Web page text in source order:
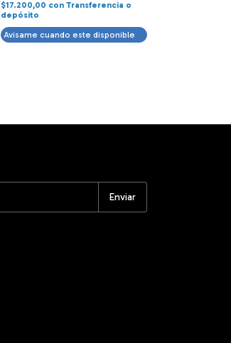
$17.200,00 con Transferencia o
depósito
Avisame cuando este disponible